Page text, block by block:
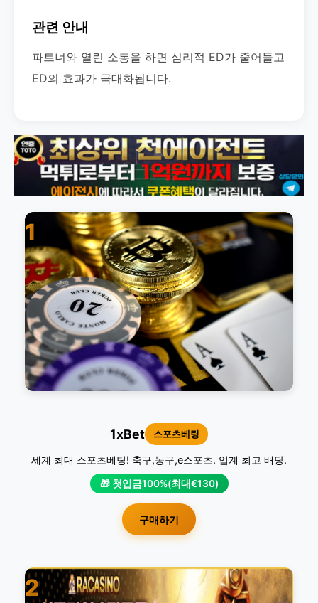
관련 안내
파트너와 열린 소통을 하면 심리적 ED가 줄어들고
ED의 효과가 극대화됩니다.
1
1xBet 스포츠베팅
세계 최대 스포츠베팅! 축구,농구,e스포츠. 업계 최고 배당.
🎁 첫입금100%(최대€130)
구매하기
2